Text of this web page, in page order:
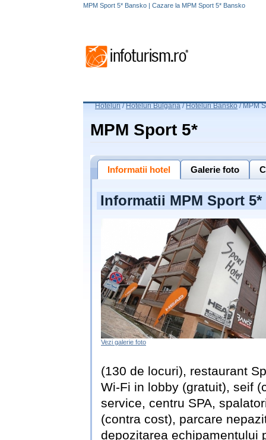
MPM Sport 5* Bansko | Cazare la MPM Sport 5* Bansko
Hoteluri /Hoteluri Bulgaria/Hoteluri Bansko/MPM
MPM Sport 5*
Informatii hotel Galerie foto
Informatii MPM Sport 5*
Vezi galerie foto
(130 de locuri), restaurant
Wi-Fi in lobby (gratuit), seif
service, centru SPA,
(contra cost), parcare
depozitarea echipamentului